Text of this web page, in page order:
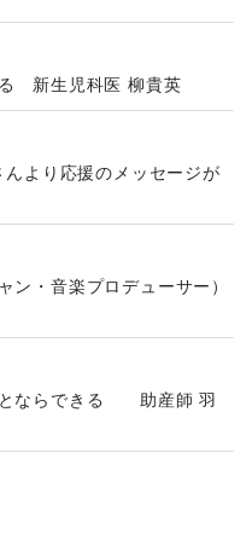
新生児科医 柳貴英
より応援のメッセージが
ン・音楽プロデューサー）
とならできる 助産師 羽